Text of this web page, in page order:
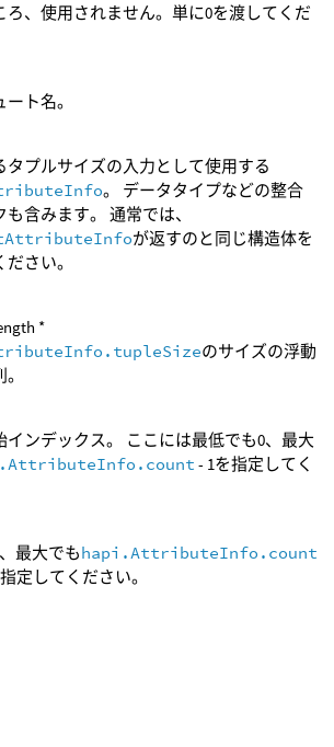
ろ、使用されません。単に0を渡してくだ
ト名。
タプルサイズの入力として使用する
。 データタイプなどの整合
含みます。 通常では、
が返すのと同じ構造体を
さい。
*
のサイズの浮動
インデックス。 ここには最低でも0、最大
- 1を指定してく
最大でもhapi.AttributeInfo.count
定してください。